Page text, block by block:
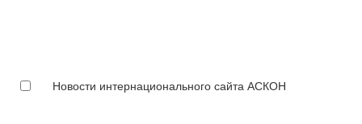
Новости интернационального сайта АСКОН